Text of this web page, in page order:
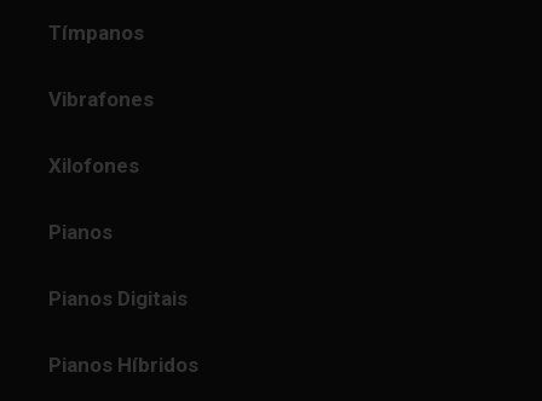
Tímpanos
Vibrafones
Xilofones
Pianos
Pianos Digitais
Pianos Híbridos